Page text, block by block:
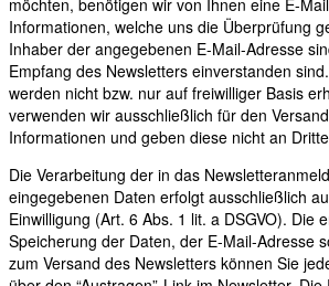
Informationen, welche uns die Überprüfung
Inhaber der angegebenen E-Mail-Adresse
Empfang des Newsletters einverstanden
werden nicht bzw. nur auf freiwilliger Basis
verwenden wir ausschließlich für den
Informationen und geben diese nicht an
Die Verarbeitung der in das
eingegebenen Daten erfolgt ausschließlich
Einwilligung (Art. 6 Abs. 1 lit. a DSGVO). Die
Speicherung der Daten, der E-Mail-Adresse
zum Versand des Newsletters können Sie